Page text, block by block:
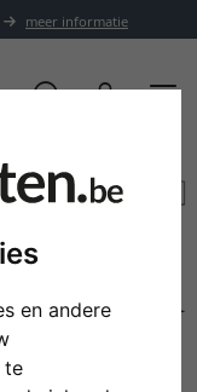
en andere
te
meer informatie